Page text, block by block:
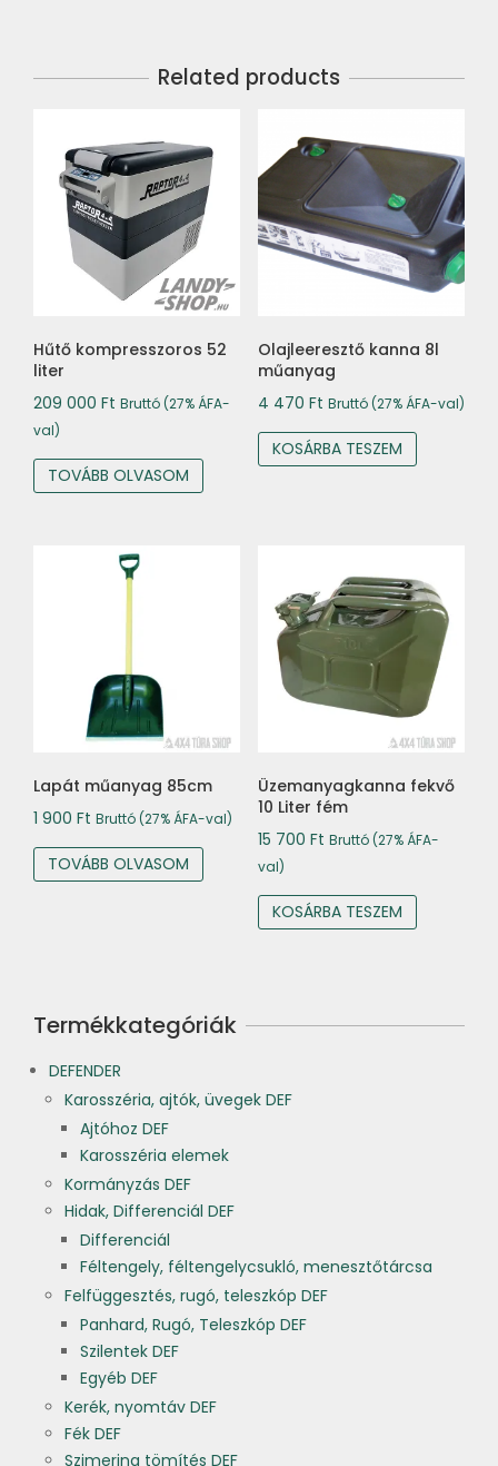
Related products
Hűtő kompresszoros 52
liter
209 000 Ft Bruttó (27% ÁFA-
val)
TOVÁBB OLVASOM
Olajleeresztő kanna 8l
műanyag
4 470 Ft Bruttó (27% ÁFA-val)
KOSÁRBA TESZEM
Lapát műanyag 85cm
1 900 Ft Bruttó (27% ÁFA-val)
TOVÁBB OLVASOM
Üzemanyagkanna fekvő
10 Liter fém
15 700 Ft Bruttó (27% ÁFA-
val)
KOSÁRBA TESZEM
Termékkategóriák
DEFENDER
Karosszéria, ajtók, üvegek DEF
Ajtóhoz DEF
Karosszéria elemek
Kormányzás DEF
Hidak, Differenciál DEF
Differenciál
Féltengely, féltengelycsukló, menesztőtárcsa
Felfüggesztés, rugó, teleszkóp DEF
Panhard, Rugó, Teleszkóp DEF
Szilentek DEF
Egyéb DEF
Kerék, nyomtáv DEF
Fék DEF
Szimering tömítés DEF